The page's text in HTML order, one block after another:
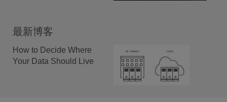
最新博客
How to Decide Where
Your Data Should Live